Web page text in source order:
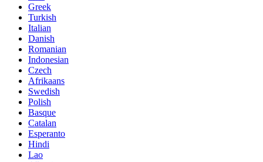
Greek
Turkish
Italian
Danish
Romanian
Indonesian
Czech
Afrikaans
Swedish
Polish
Basque
Catalan
Esperanto
Hindi
Lao